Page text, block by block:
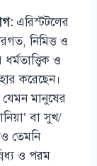
এরিস্টটলের
নিমিত্ত ও
ও
করেছেন।
মানুষের
বা সুখ/
তেমনি
ও পরম